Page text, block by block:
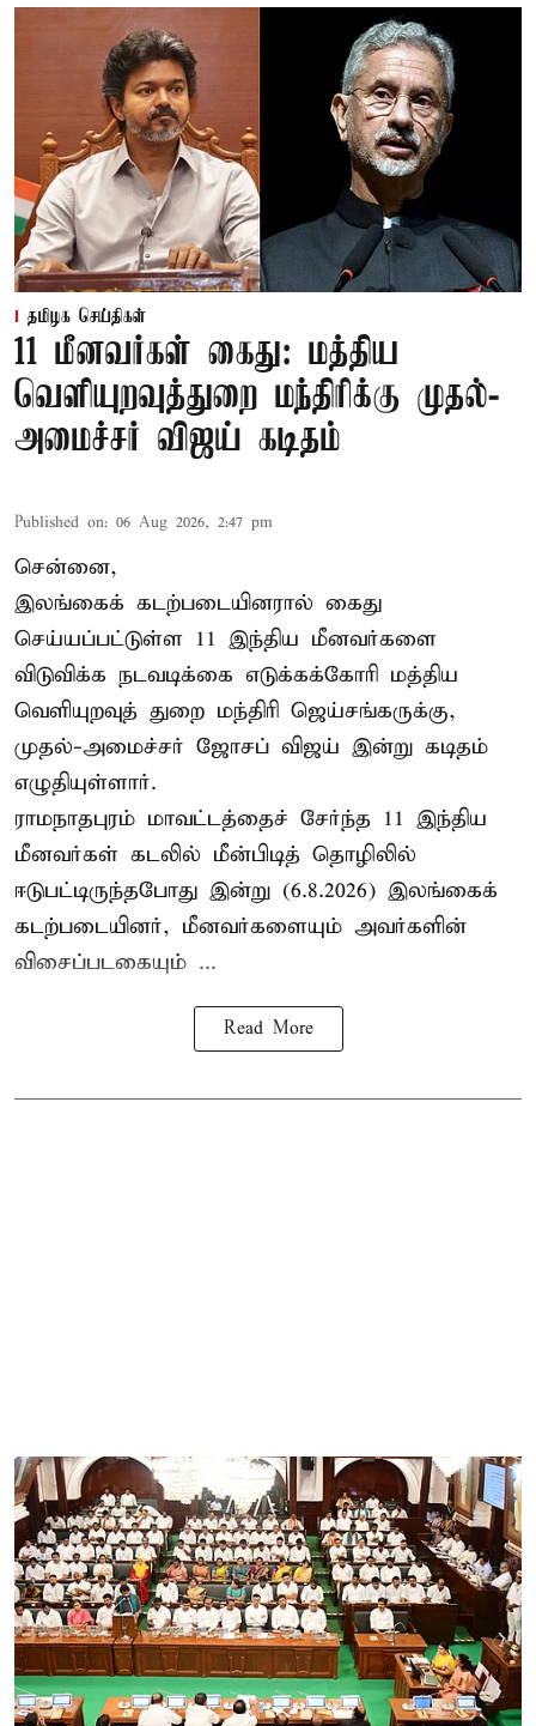
தமிழக செய்திகள்
11 மீனவர்கள் கைது: மத்திய
வெளியுறவுத்துறை மந்திரிக்கு முதல்-
அமைச்சர் விஜய் கடிதம்
Published on: 06 Aug 2026, 2:47 pm
சென்னை,
இலங்கைக் கடற்படையினரால் கைது
செய்யப்பட்டுள்ள 11 இந்திய மீனவர்களை
விடுவிக்க நடவடிக்கை எடுக்கக்கோரி மத்திய
வெளியுறவுத் துறை மந்திரி ஜெய்சங்கருக்கு,
முதல்-அமைச்சர் ஜோசப் விஜய் இன்று கடிதம்
எழுதியுள்ளார்.
ராமநாதபுரம் மாவட்டத்தைச் சேர்ந்த 11 இந்திய
மீனவர்கள் கடலில் மீன்பிடித் தொழிலில்
ஈடுபட்டிருந்தபோது இன்று (6.8.2026) இலங்கைக்
கடற்படையினர், மீனவர்களையும் அவர்களின்
விசைப்படகையும் ...
Read More